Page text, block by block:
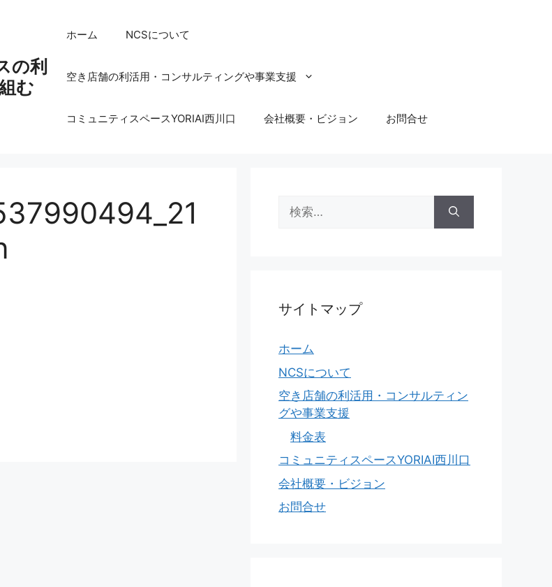
の利
む
ホーム NCSについて
空き店舗の利活用・コンサルティングや事業支援
コミュニティスペースYORIAI西川口 会社概要・ビジョン お問合せ
索:
サイトマップ
ホーム
NCSについて
空き店舗の利活用・コンサルティン
グや事業支援
料金表
コミュニティスペースYORIAI西川口
会社概要・ビジョン
お問合せ